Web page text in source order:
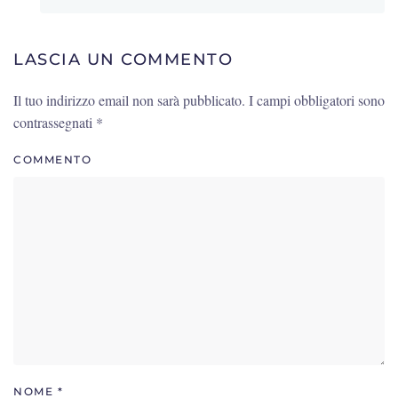
LASCIA UN COMMENTO
Il tuo indirizzo email non sarà pubblicato. I campi obbligatori sono
contrassegnati *
COMMENTO
NOME *